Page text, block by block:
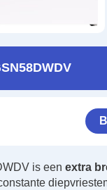
is een extra